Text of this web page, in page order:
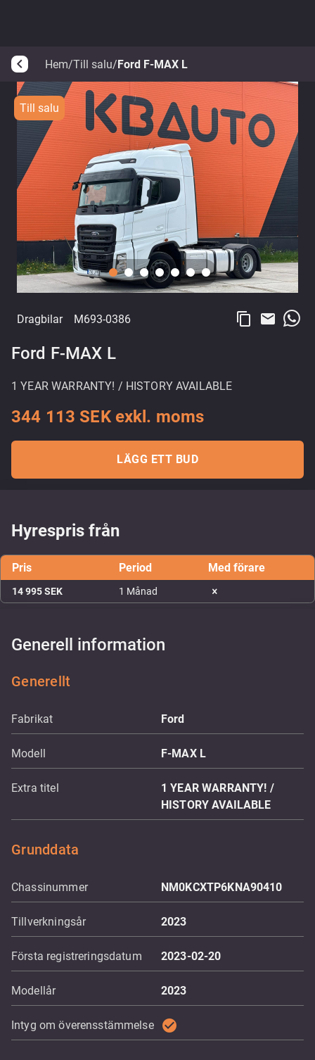
arrow_back_ios Hem/Till salu/Ford F-MAX L
Till salu
Dragbilar M693-0386 content_copy email
Ford F-MAX L
1 YEAR WARRANTY! / HISTORY AVAILABLE
344 113 SEK exkl. moms
LÄGG ETT BUD
Hyrespris från
Pris Period Med förare
14 995 SEK 1 Månad
Generell information
Generellt
Fabrikat Ford
Modell F-MAX L
Extra titel
1 YEAR WARRANTY! /
HISTORY AVAILABLE
Grunddata
Chassinummer NM0KCXTP6KNA90410
Tillverkningsår 2023
Första registreringsdatum 2023-02-20
Modellår 2023
Intyg om överensstämmelse check_circle